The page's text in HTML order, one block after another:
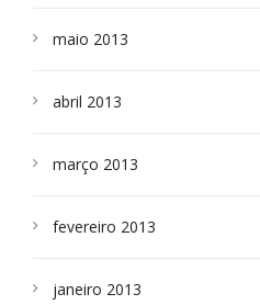
maio 2013
abril 2013
março 2013
fevereiro 2013
janeiro 2013